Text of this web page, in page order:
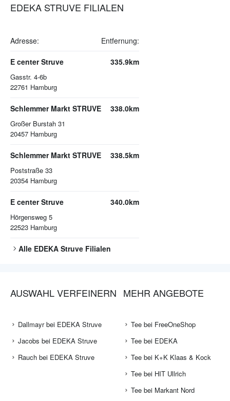
EDEKA STRUVE FILIALEN
Adresse: Entfernung:
E center Struve
Gasstr. 4-6b
22761 Hamburg
335.9km
Schlemmer Markt STRUVE
Großer Burstah 31
20457 Hamburg
338.0km
Schlemmer Markt STRUVE
Poststraße 33
20354 Hamburg
338.5km
E center Struve
Hörgensweg 5
22523 Hamburg
340.0km
Alle EDEKA Struve Filialen
AUSWAHL VERFEINERN
Dallmayr bei EDEKA Struve
Jacobs bei EDEKA Struve
Rauch bei EDEKA Struve
MEHR ANGEBOTE
Tee bei FreeOneShop
Tee bei EDEKA
Tee bei K+K Klaas & Kock
Tee bei HIT Ullrich
Tee bei Markant Nord